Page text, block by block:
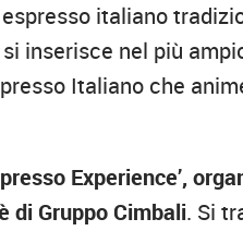
italiano
inserisce nel più
Italiano che
Experience’,
di Gruppo Cimbali. Si